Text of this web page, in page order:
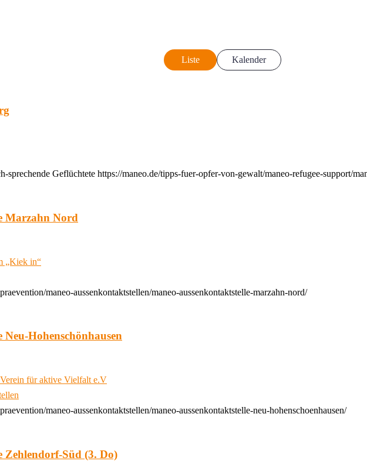
Liste Kalender
sprechende Geflüchtete https://maneo.de/tipps-fuer-opfer-von-gewalt/maneo-refugee-support/
Marzahn Nord
„Kiek in“
maneo-aussenkontaktstellen/maneo-aussenkontaktstelle-marzahn-nord/
Hohenschönhausen
für aktive Vielfalt e.V
maneo-aussenkontaktstellen/maneo-aussenkontaktstelle-neu-hohenschoenhausen/
Süd (3. Do)